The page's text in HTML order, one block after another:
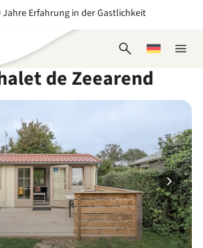
Jahre Erfahrung in der Gastlichkeit
tolles Erlebnis für Jung und Alt
Suchformular
Wählen
eine
de Zeearend